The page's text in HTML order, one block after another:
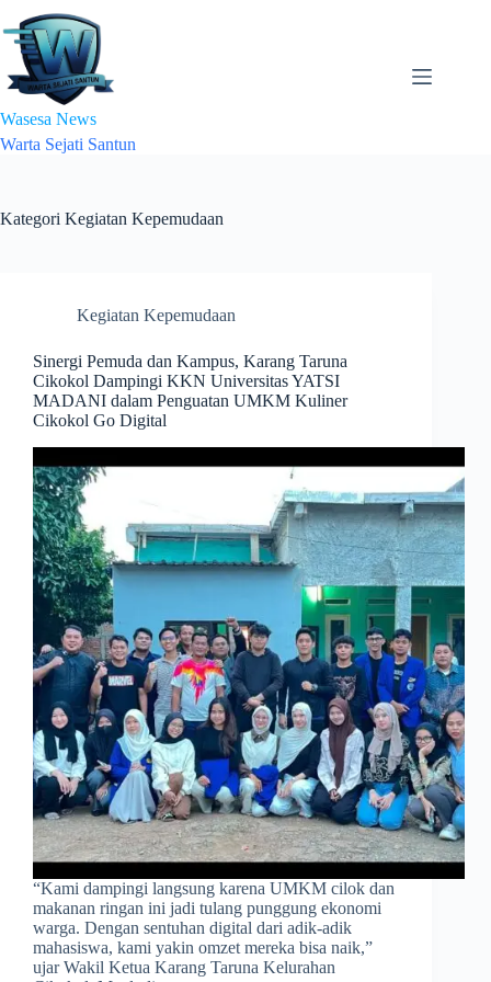
to
content
Wasesa News
Warta Sejati Santun
Kategori Kegiatan Kepemudaan
Kegiatan Kepemudaan
Sinergi Pemuda dan Kampus, Karang Taruna
Cikokol Dampingi KKN Universitas YATSI
MADANI dalam Penguatan UMKM Kuliner
Cikokol Go Digital
​“Kami dampingi langsung karena UMKM cilok dan
makanan ringan ini jadi tulang punggung ekonomi
warga. Dengan sentuhan digital dari adik-adik
mahasiswa, kami yakin omzet mereka bisa naik,”
ujar Wakil Ketua Karang Taruna Kelurahan